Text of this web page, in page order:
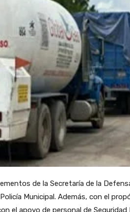
de la Secretaría de la
Municipal. Además, con el
el apoyo de personal de Seguridad